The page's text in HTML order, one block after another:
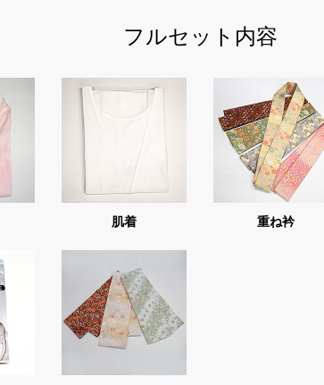
フルセット内容
肌着 重ね衿